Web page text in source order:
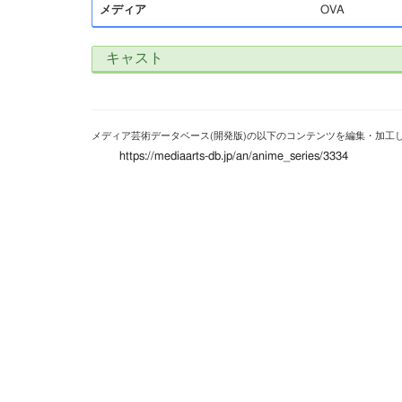
メディア OVA
キャスト
メディア芸術データベース(開発版)の以下のコンテンツを編集・加工
https://mediaarts-db.jp/an/anime_series/3334